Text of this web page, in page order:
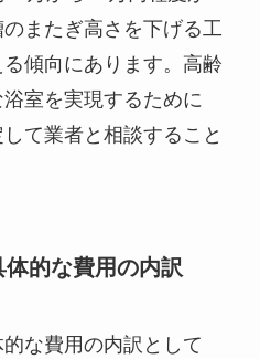
またぎ高さを下げる工
傾向にあります。高齢
室を実現するために
て業者と相談すること
的な費用の内訳
な費用の内訳として